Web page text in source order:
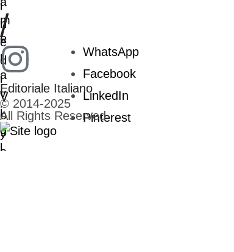
/
Editoriale Italiano
© 2014-2025
All Rights Reserved
WhatsApp
Facebook
LinkedIn
Pinterest